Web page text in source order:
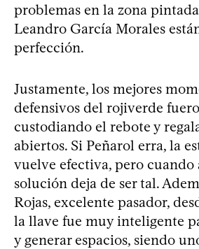
problemas en la zona
Leandro García Morales
perfección.
Justamente, los mejores
defensivos del rojiverde
custodiando el rebote y
abiertos. Si Peñarol erra, la
vuelve efectiva, pero cuando
solución deja de ser tal.
Rojas, excelente pasador,
la llave fue muy inteligente
y generar espacios, siendo